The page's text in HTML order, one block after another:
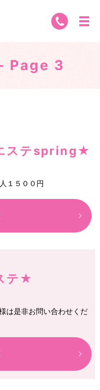
Page 3
ステspring★
１５００円
テ★
は是非お問い合わせくだ